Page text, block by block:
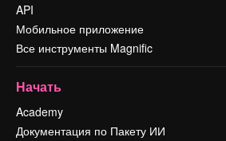
API
Мобильное приложение
Все инструменты Magnific
Начать
Academy
Документация по Пакету ИИ